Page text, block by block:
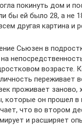
покинуть дом и
бы ей было 28, а не
другая картина и
Сьюзен в
возрасте.
переживает
проживает заново,
которые он прошел в
что во втором
и расширяет